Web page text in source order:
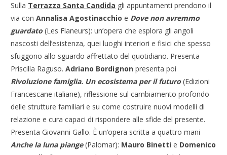
Sulla Terrazza Santa Candida gli appuntamenti prendono il
via conAnnalisa Agostinacchio e Dove non avremmo
guardato (Les Flaneurs): un’opera che esplora gli angoli
nascosti dell’esistenza, quei luoghi interiori e fisici che spesso
sfuggono allo sguardo affrettato del quotidiano. Presenta
Priscilla Raguso.Adriano Bordignon presenta poi
Rivoluzione famiglia. Un ecosistema per il futuro(Edizioni
Francescane italiane), riflessione sul cambiamento profondo
delle strutture familiari e su come costruire nuovi modelli di
relazione e cura capaci di rispondere alle sfide del presente.
Presenta Giovanni Gallo. È un’opera scritta a quattro mani
Anche la luna piange(Palomar): Mauro Binetti e Domenico